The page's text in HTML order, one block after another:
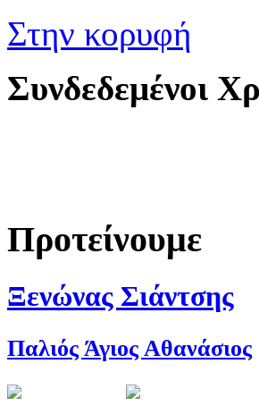
Στην κορυφή
Συνδεδεμένοι
Προτείνουμε
Ξενώνας Σιάντσης
Παλιός Άγιος Αθανάσιος